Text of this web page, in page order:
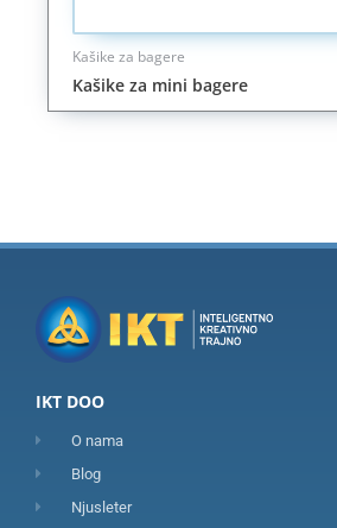
Kašike za bagere
Kašike za mini bagere
IKT DOO
O nama
Blog
Njusleter